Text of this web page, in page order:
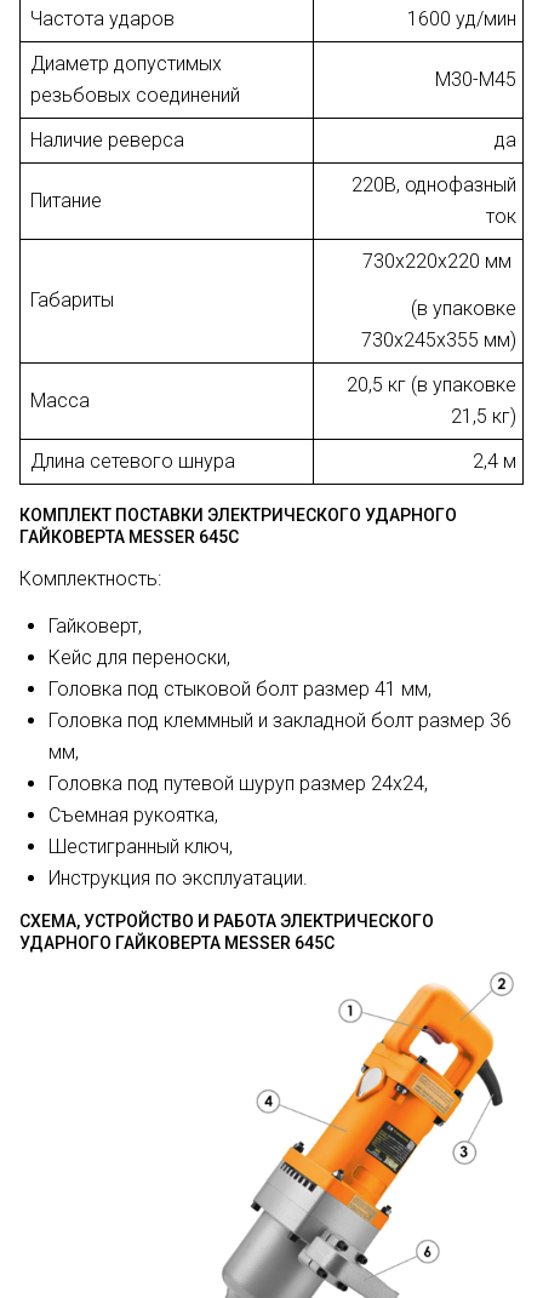
Частота ударов
1600 уд/мин
Диаметр допустимых
резьбовых соединений
М30-М45
Наличие реверса да
Питание
220В, однофазный
ток
Габариты
730x220x220 мм
(в упаковке
730х245х355 мм)
Масса
20,5 кг (в упаковке
21,5 кг)
Длина сетевого шнура
2,4 м
КОМПЛЕКТ ПОСТАВКИ ЭЛЕКТРИЧЕСКОГО УДАРНОГО
ГАЙКОВЕРТА MESSER 645С
Комплектность:
Гайковерт,
Кейс для переноски,
Головка под стыковой болт размер 41 мм,
Головка под клеммный и закладной болт размер 36
мм,
Головка под путевой шуруп размер 24х24,
Съемная рукоятка,
Шестигранный ключ,
Инструкция по эксплуатации.
СХЕМА, УСТРОЙСТВО И РАБОТА ЭЛЕКТРИЧЕСКОГО
УДАРНОГО ГАЙКОВЕРТА MESSER 645С